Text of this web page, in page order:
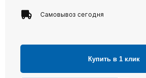
Самовывоз сегодня
Купить в 1 клик